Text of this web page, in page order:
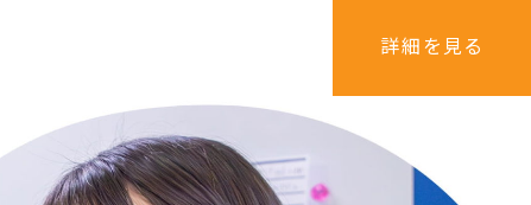
詳細を見る